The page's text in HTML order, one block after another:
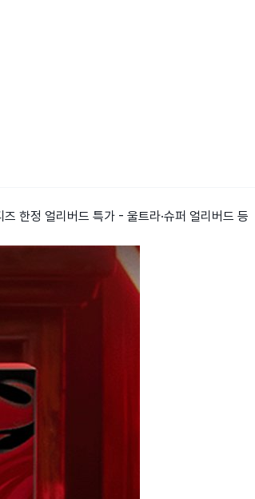
한정 얼리버드 특가 - 울트라·슈퍼 얼리버드 등